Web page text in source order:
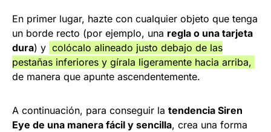
En primer lugar, hazte con cualquier objeto que tenga
un borde recto (por ejemplo, una regla o una tarjeta
dura) y colócalo alineado justo debajo de las
pestañas inferiores y gírala ligeramente hacia arriba,
de manera que apunte ascendentemente.
A continuación, para conseguir la tendencia Siren
Eye de una manera fácil y sencilla, crea una forma